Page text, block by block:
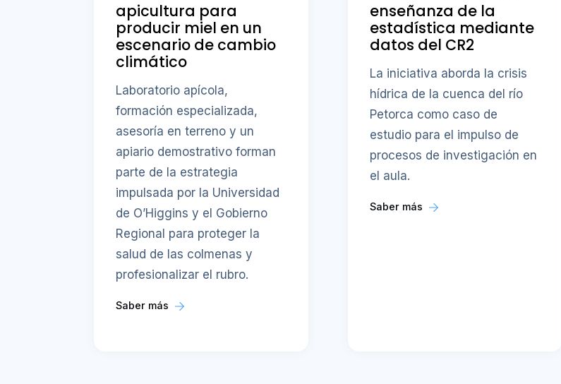
apicultura para
producir miel en un
escenario de cambio
climático
Laboratorio apícola,
formación especializada,
asesoría en terreno y un
apiario demostrativo forman
parte de la estrategia
impulsada por la Universidad
de O’Higgins y el Gobierno
Regional para proteger la
salud de las colmenas y
profesionalizar el rubro.
Saber más
enseñanza de la
estadística mediante
datos del CR2
La iniciativa aborda la crisis
hídrica de la cuenca del río
Petorca como caso de
estudio para el impulso de
procesos de investigación en
el aula.
Saber más